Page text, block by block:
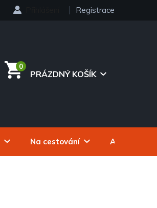
Registrace
PRÁZDNÝ KOŠÍK
Na cestování